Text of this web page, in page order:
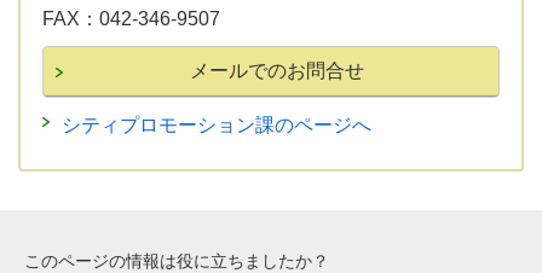
FAX： 042-346-9507
シティプロモーション課のページへ
このページの情報は役に立ちましたか？